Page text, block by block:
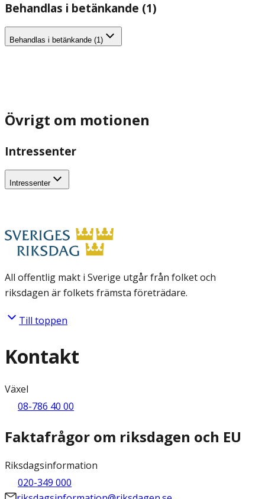
Behandlas i betänkande (1)
Behandlas i betänkande (1)
Övrigt om motionen
Intressenter
Intressenter
All offentlig makt i Sverige utgår från folket och
riksdagen är folkets främsta företrädare.
Till toppen
Kontakt
Växel
08-786 40 00
Faktafrågor om riksdagen och EU
Riksdagsinformation
020-349 000